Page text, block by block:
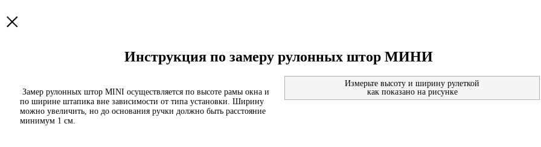
Инструкция по замеру рулонных штор МИНИ
Замер рулонных штор MINI осуществляется по высоте рамы окна и
по ширине штапика вне зависимости от типа установки. Ширину
можно увеличить, но до основания ручки должно быть расстояние
минимум 1 см.
Измерьте высоту и ширину рулеткой
как показано на рисунке